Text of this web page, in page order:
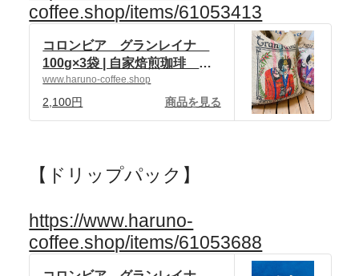
coffee.shop/items/61053413
コロンビア グランレイナ
100g×3袋 | 自家焙煎珈琲 ハ
ルノ珈琲 powered by BASE
www.haruno-coffee.shop
2,100円 商品を見る
【ドリップパック】
https://www.haruno-
coffee.shop/items/61053688